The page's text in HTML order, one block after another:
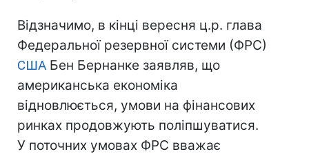
Відзначимо, в кінці вересня ц.р. глава
Федеральної резервної системи (ФРС)
США Бен Бернанке заявляв, що
американська економіка
відновлюється, умови на фінансових
ринках продовжують поліпшуватися.
У поточних умовах ФРС вважає